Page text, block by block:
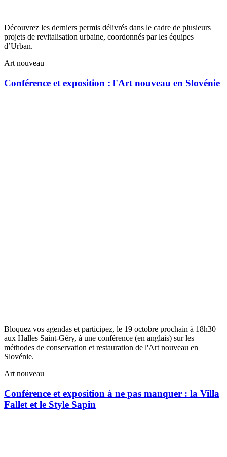
Découvrez les derniers permis délivrés dans le cadre de plusieurs
projets de revitalisation urbaine, coordonnés par les équipes
d’Urban.
Art nouveau
Conférence et exposition : l'Art nouveau en Slovénie
Bloquez vos agendas et participez, le 19 octobre prochain à 18h30
aux Halles Saint-Géry, à une conférence (en anglais) sur les
méthodes de conservation et restauration de l'Art nouveau en
Slovénie.
Art nouveau
Conférence et exposition à ne pas manquer : la Villa
Fallet et le Style Sapin